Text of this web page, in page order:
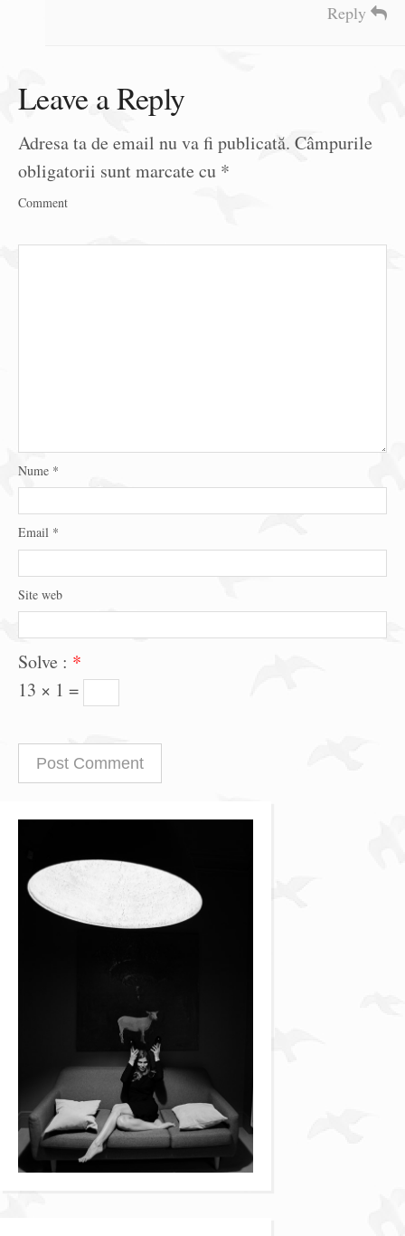
Reply
Leave a Reply
Adresa ta de email nu va fi publicată. Câmpurile
obligatorii sunt marcate cu *
Comment
Nume *
Email *
Site web
Solve : *
13 × 1 =